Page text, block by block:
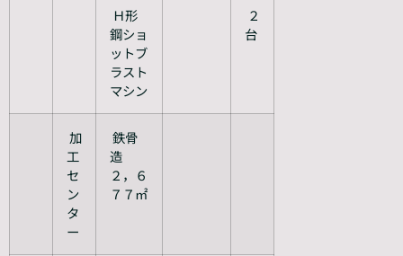
Ｈ形
鋼ショ
ットブ
ラスト
マシン
２
台
加
工
セ
ン
タ
ー
鉄骨
造
２，６
７７㎡